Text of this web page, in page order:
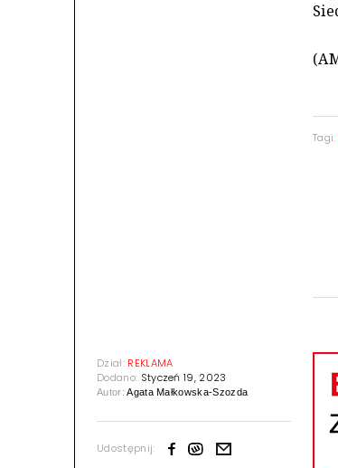
Dział: REKLAMA
Dodano: Styczeń 19, 2023
Autor:Agata Małkowska-Szozda
Udostępnij:
Tagi: